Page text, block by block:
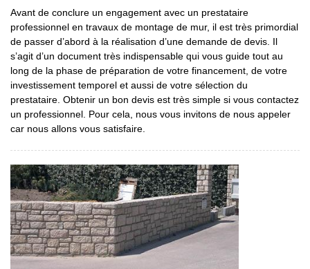
Avant de conclure un engagement avec un prestataire
professionnel en travaux de montage de mur, il est très primordial
de passer d’abord à la réalisation d’une demande de devis. Il
s’agit d’un document très indispensable qui vous guide tout au
long de la phase de préparation de votre financement, de votre
investissement temporel et aussi de votre sélection du
prestataire. Obtenir un bon devis est très simple si vous contactez
un professionnel. Pour cela, nous vous invitons de nous appeler
car nous allons vous satisfaire.